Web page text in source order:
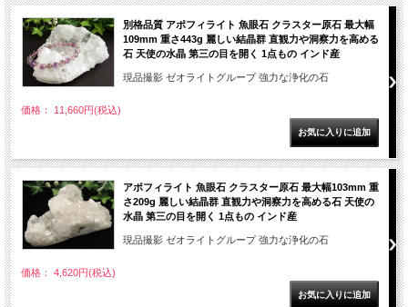
別格品質 アポフィライト 魚眼石 クラスター原石 最大幅
109mm 重さ443g 麗しい結晶群 直観力や洞察力を高める
石 天使の水晶 第三の目を開く 1点もの インド産
現品撮影 ゼオライトグループ 強力な浄化の石
価格： 11,660円(税込)
アポフィライト 魚眼石 クラスター原石 最大幅103mm 重
さ209g 麗しい結晶群 直観力や洞察力を高める石 天使の
水晶 第三の目を開く 1点もの インド産
現品撮影 ゼオライトグループ 強力な浄化の石
価格： 4,620円(税込)